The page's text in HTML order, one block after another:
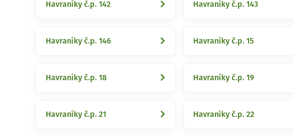
Havraníky č.p. 142 Havraníky č.p. 143
Havraníky č.p. 146 Havraníky č.p. 15
Havraníky č.p. 18 Havraníky č.p. 19
Havraníky č.p. 21 Havraníky č.p. 22